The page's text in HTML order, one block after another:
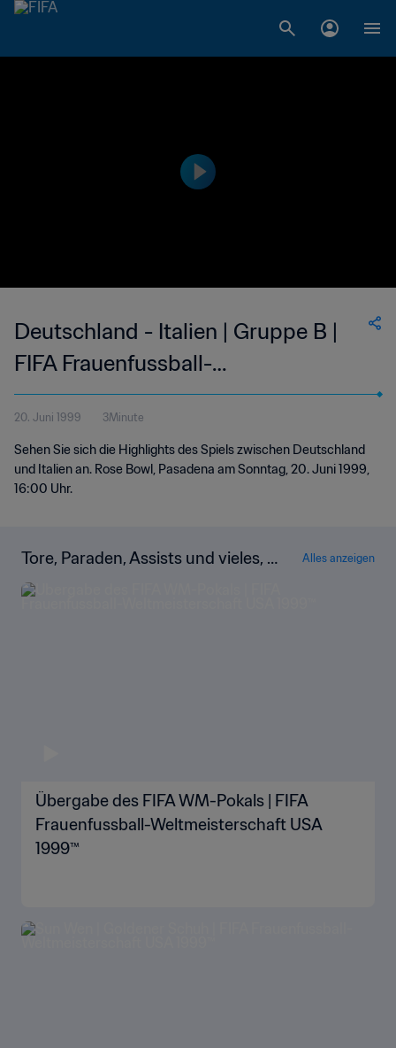
Deutschland - Italien | Gruppe B |
FIFA Frauenfussball-
Weltmeisterschaft USA 1999™ |
Highlights
20. Juni 1999 3Minute
Sehen Sie sich die Highlights des Spiels zwischen Deutschland
und Italien an. Rose Bowl, Pasadena am Sonntag, 20. Juni 1999,
16:00 Uhr.
Tore, Paraden, Assists und vieles, vi
eles mehr!
Alles anzeigen
Übergabe des FIFA WM-Pokals | FIFA
Frauenfussball-Weltmeisterschaft USA
1999™